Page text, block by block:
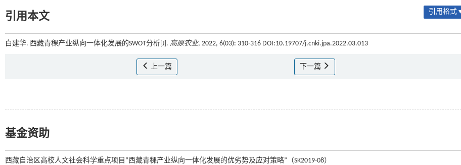
引用本文 引用格式
白建华. 西藏青稞产业纵向一体化发展的SWOT分析[J]. 高原农业, 2022, 6(03): 310-316 DOI:10.19707/j.cnki.jpa.2022.03.013
上一篇 下一篇
基金资助
西藏自治区高校人文社会科学重点项目“西藏青稞产业纵向一体化发展的优劣势及应对策略”（SK2019-08）